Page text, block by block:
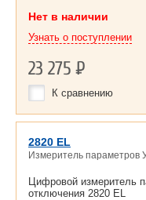
Нет в наличии
Узнать о поступлении
23 275Р
К сравнению
2820 EL
Измеритель параметров
Цифровой измеритель
отключения 2820 EL